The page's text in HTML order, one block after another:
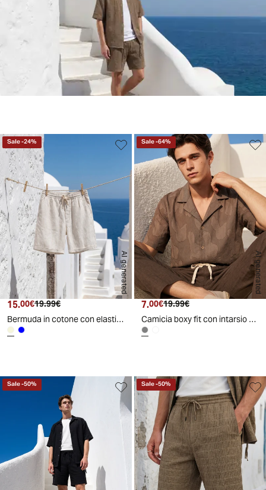
AI generated
Sale-24%
Prezzo attuale
15.00€ Prezzo originale
19.99€
Bermuda in cotone con elastico in vita - Beige
AI generated
Sale-64%
Prezzo attuale
7.00€ Prezzo originale
19.99€
Camicia boxy fit con intarsio astratto - Grigio fango
Sale-50% Sale-50%